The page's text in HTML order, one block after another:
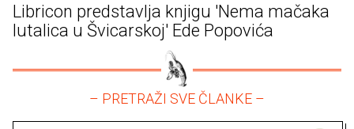
Libricon predstavlja knjigu 'Nema mačaka
lutalica u Švicarskoj' Ede Popovića
– PRETRAŽI SVE ČLANKE –